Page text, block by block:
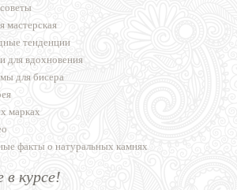
мастерская
тенденции
для вдохновения
для бисера
марках
факты о натуральных камнях
в курсе!